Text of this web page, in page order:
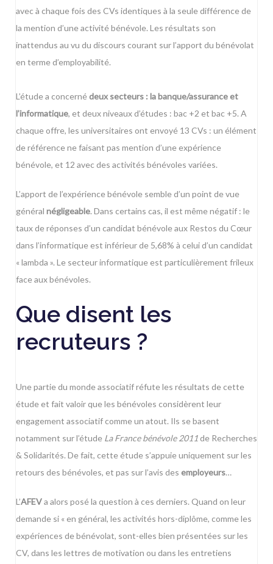
avec à chaque fois des CVs identiques à la seule différence de
la mention d’une activité bénévole. Les résultats son
inattendus au vu du discours courant sur l’apport du bénévolat
en terme d’employabilité.
L’étudea concerné deux secteurs : la banque/assurance et
l’informatique, et deux niveaux d’études : bac +2 et bac +5. A
chaque offre, les universitaires ont envoyé 13 CVs : un élément
de référence ne faisant pas mention d’une expérience
bénévole, et 12 avec des activités bénévoles variées.
L’apport de l’expérience bénévole semble d’un point de vue
général négligeable. Dans certains cas, il est même négatif : le
taux de réponses d’un candidat bénévole aux Restos du Cœur
dans l’informatique est inférieur de 5,68% à celui d’un candidat
« lambda ». Le secteur informatique est particulièrement frileux
face aux bénévoles.
Que disent les
recruteurs ?
Une partie du monde associatifréfute les résultats de cette
étude et fait valoir que les bénévoles considèrent leur
engagement associatif comme un atout. Ils se basent
notamment sur l’étude La France bénévole 2011de Recherches
& Solidarités. De fait, cette étude s’appuie uniquement sur les
retours des bénévoles, et pas sur l’avis des employeurs…
L’AFEVa alors posé la question à ces derniers. Quand on leur
demande si « en général, les activités hors-diplôme, comme les
expériences de bénévolat, sont-elles bien présentées sur les
CV, dans les lettres de motivation ou dans les entretiens